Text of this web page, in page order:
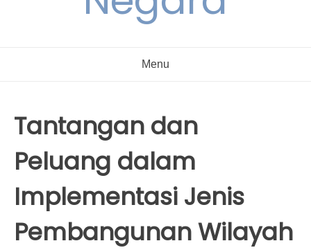
Menu
Tantangan dan
Peluang dalam
Implementasi Jenis
Pembangunan Wilayah